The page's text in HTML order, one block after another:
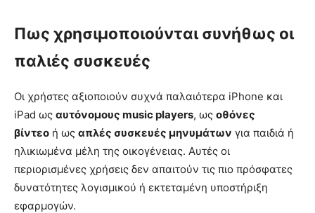
Πως χρησιμοποιούνται συνήθως οι
παλιές συσκευές
Οι χρήστες αξιοποιούν συχνά παλαιότερα iPhone και
iPad ως αυτόνομους music players, ως οθόνες
βίντεο ή ως απλές συσκευές μηνυμάτων για παιδιά ή
ηλικιωμένα μέλη της οικογένειας. Αυτές οι
περιορισμένες χρήσεις δεν απαιτούν τις πιο πρόσφατες
δυνατότητες λογισμικού ή εκτεταμένη υποστήριξη
εφαρμογών.